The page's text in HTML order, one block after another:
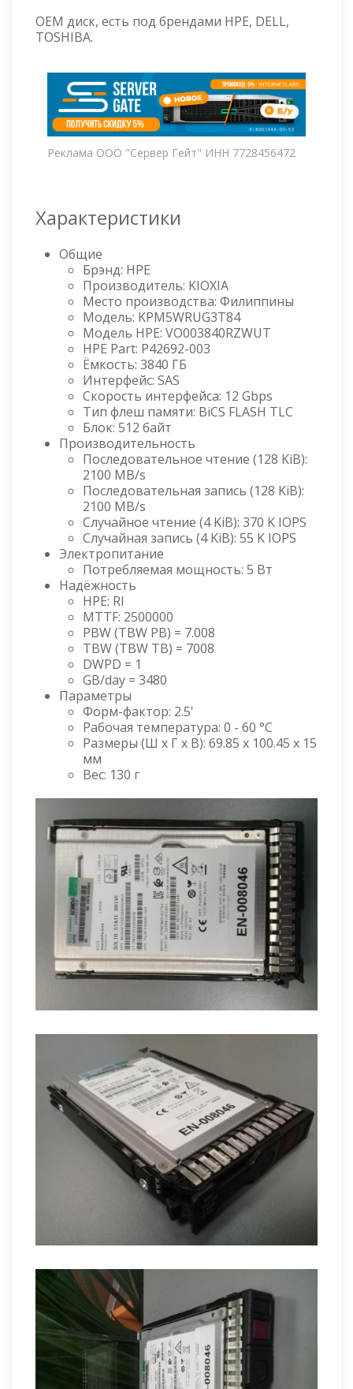
OEM диск, есть под брендами HPE, DELL,
TOSHIBA.
Реклама ООО "Сервер Гейт" ИНН 7728456472
Характеристики
Общие
Брэнд: HPE
Производитель: KIOXIA
Место производства: Филиппины
Модель: KPM5WRUG3T84
Модель HPE: VO003840RZWUT
HPE Part: P42692-003
Ёмкость: 3840 ГБ
Интерфейс: SAS
Скорость интерфейса: 12 Gbps
Тип флеш памяти: BiCS FLASH TLC
Блок: 512 байт
Производительность
Последовательное чтение (128 KiB):
2100 MB/s
Последовательная запись (128 KiB):
2100 MB/s
Случайное чтение (4 KiB): 370 K IOPS
Случайная запись (4 KiB): 55 K IOPS
Электропитание
Потребляемая мощность: 5 Вт
Надёжность
HPE: RI
MTTF: 2500000
PBW (TBW PB) = 7.008
TBW (TBW TB) = 7008
DWPD = 1
GB/day = 3480
Параметры
Форм-фактор: 2.5'
Рабочая температура: 0 - 60 °C
Размеры (Ш x Г x В): 69.85 x 100.45 x 15
мм
Вес: 130 г